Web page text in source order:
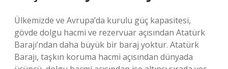
Ülkemizde ve Avrupa’da kurulu güç kapasitesi,
gövde dolgu hacmi ve rezervuar açısından Atatürk
Barajı’ndan daha büyük bir baraj yoktur. Atatürk
Barajı, taşkın koruma hacmi açısından dünyada